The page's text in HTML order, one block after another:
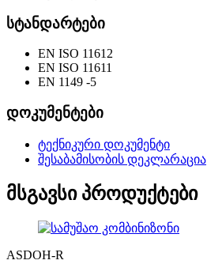
სტანდარტები
EN ISO 11612
EN ISO 11611
EN 1149 -5
დოკუმენტები
ტექნიკური დოკუმენტი
შესაბამისობის დეკლარაცია
მსგავსი პროდუქტები
ASDOH-R